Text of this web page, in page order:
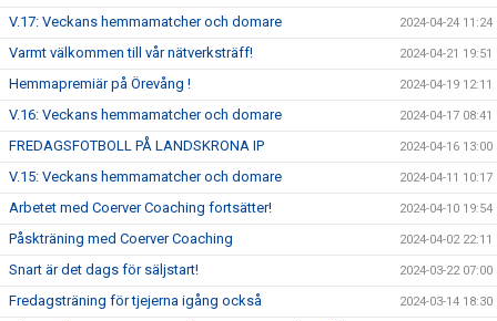
V.17: Veckans hemmamatcher och domare 2024-04-24 11:24
Varmt välkommen till vår nätverksträff! 2024-04-21 19:51
Hemmapremiär på Örevång ! 2024-04-19 12:11
V.16: Veckans hemmamatcher och domare 2024-04-17 08:41
FREDAGSFOTBOLL PÅ LANDSKRONA IP 2024-04-16 13:00
V.15: Veckans hemmamatcher och domare 2024-04-11 10:17
Arbetet med Coerver Coaching fortsätter! 2024-04-10 19:54
Påskträning med Coerver Coaching 2024-04-02 22:11
Snart är det dags för säljstart! 2024-03-22 07:00
Fredagsträning för tjejerna igång också 2024-03-14 18:30